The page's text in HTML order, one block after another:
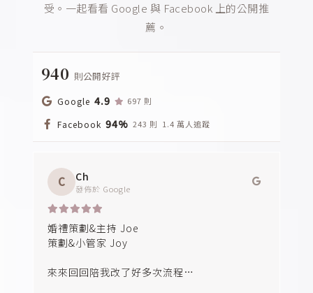
受。一起看看 Google 與 Facebook 上的公開推
薦。
940 則公開好評
Google 4.9 697 則
Facebook 94% 243 則 1.4 萬人追蹤
C Ch
發佈於 Google
婚禮策劃&主持 Joe
策劃&小管家 Joy
來來回回陪我改了好多次流程